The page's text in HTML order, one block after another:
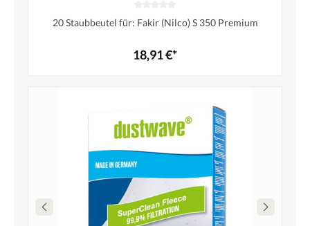
20 Staubbeutel für: Fakir (Nilco) S 350 Premium
18,91 €*